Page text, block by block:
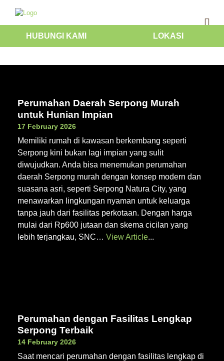
HUBUNGI KAMI LOKASI
Perumahan Daerah Serpong Murah
untuk Hunian Impian
17 February 2026
Memiliki rumah di kawasan berkembang seperti
Serpong kini bukan lagi impian yang sulit
diwujudkan. Anda bisa menemukan perumahan
daerah Serpong murah dengan konsep modern dan
suasana asri, seperti Serpong Natura City, yang
menawarkan lingkungan nyaman untuk keluarga
tanpa jauh dari fasilitas perkotaan. Dengan harga
mulai dari Rp600 jutaan dan skema cicilan yang
lebih terjangkau, SNC… View Article
Perumahan dengan Fasilitas Lengkap
Serpong Terbaik
14 February 2026
Saat mencari perumahan dengan fasilitas lengkap di